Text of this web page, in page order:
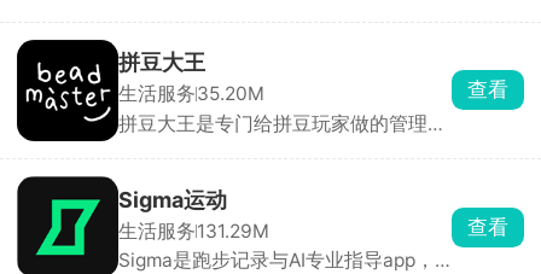
入包裹，系统自动生成取件码，还能批
量发短信通知顾客取件，取件时扫一下
就能完成出库，遇到错件、拒收、滞留
件可以统一标记处理，后台能看清每日
拼豆大王
生活服务35.20M
拼豆大王是专门给拼豆玩家做的管理工
图纸，系统自动换算对应色号和豆子颗
数，对照手里库存就能知道能不能直接
开工、缺哪些颜色要补货，还能收纳图
纸、存档手作成品，长期做拼豆、接拼
查看
Sigma运动
生活服务131.29M
Sigma是跑步记录与AI专业指导app，
查看